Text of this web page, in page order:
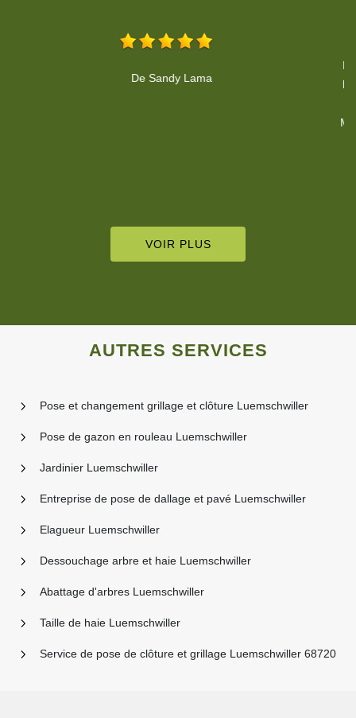
la clinique afin de remettre en état l'élagage des végétaux. Prise
Merci à vous pour votre profesionnalisme. Clinique vétérinaire de
VOIR PLUS
AUTRES SERVICES
Pose et changement grillage et clôture Luemschwiller
Pose de gazon en rouleau Luemschwiller
Jardinier Luemschwiller
Entreprise de pose de dallage et pavé Luemschwiller
Elagueur Luemschwiller
Dessouchage arbre et haie Luemschwiller
Abattage d'arbres Luemschwiller
Taille de haie Luemschwiller
Service de pose de clôture et grillage Luemschwiller 68720